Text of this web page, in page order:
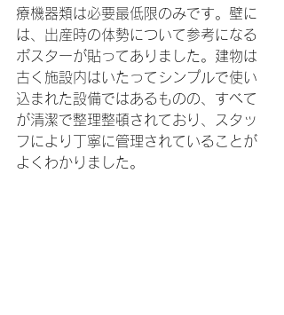
療機器類は必要最低限のみです。壁に
は、出産時の体勢について参考になる
ポスターが貼ってありました。建物は
古く施設内はいたってシンプルで使い
込まれた設備ではあるものの、すべて
が清潔で整理整頓されており、スタッ
フにより丁寧に管理されていることが
よくわかりました。